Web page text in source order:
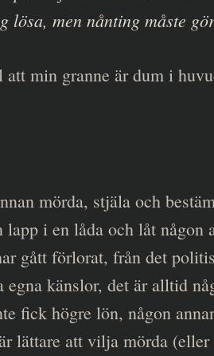
lösa, men nånting måste
min granne är dum i
mörda, stjäla och
i en låda och låt någon
gått förlorat, från det
känslor, det är alltid
fick högre lön, någon
lättare att vilja mörda (eller